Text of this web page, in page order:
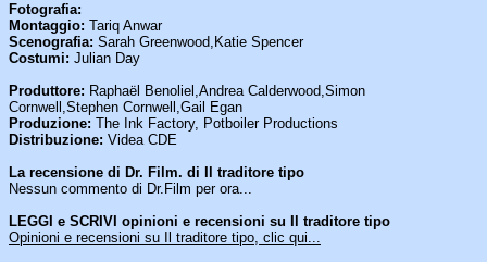
Fotografia:
Montaggio: Tariq Anwar
Scenografia: Sarah Greenwood,Katie Spencer
Costumi: Julian Day
Produttore: Raphaël Benoliel,Andrea Calderwood,Simon
Cornwell,Stephen Cornwell,Gail Egan
Produzione: The Ink Factory, Potboiler Productions
Distribuzione: Videa CDE
La recensione di Dr. Film. di Il traditore tipo
Nessun commento di Dr.Film per ora...
LEGGI e SCRIVI opinioni e recensioni su Il traditore tipo
Opinioni e recensioni su Il traditore tipo, clic qui...